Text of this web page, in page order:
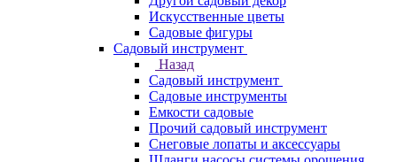
Искусственные цветы
Садовые фигуры
Садовый инструмент
Назад
Садовый инструмент
Садовые инструменты
Емкости садовые
Прочий садовый инструмент
Снеговые лопаты и аксессуары